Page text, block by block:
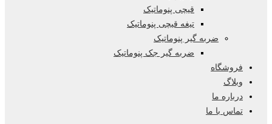
قیچی پنوماتیک
تیغه قیچی پنوماتیک
ضربه گیر پنوماتیک
ضربه گیر جک پنوماتیک
فروشگاه
وبلاگ
درباره ما
تماس با ما